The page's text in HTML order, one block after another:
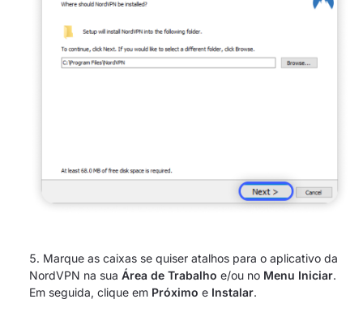
Marque as caixas se quiser atalhos para o aplicativo da
NordVPN na sua Área de Trabalho e/ou no Menu Iniciar.
Em seguida, clique em Próximo e Instalar.